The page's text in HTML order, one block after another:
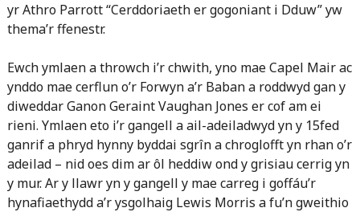
yr Athro Parrott “Cerddoriaeth er gogoniant i Dduw” yw
thema’r ffenestr.
Ewch ymlaen a throwch i’r chwith, yno mae Capel Mair ac
ynddo mae cerflun o’r Forwyn a’r Baban a roddwyd gan y
diweddar Ganon Geraint Vaughan Jones er cof am ei
rieni. Ymlaen eto i’r gangell a ail-adeiladwyd yn y 15fed
ganrif a phryd hynny byddai sgrîn a chroglofft yn rhan o’r
adeilad – nid oes dim ar ôl heddiw ond y grisiau cerrig yn
y mur. Ar y llawr yn y gangell y mae carreg i goffáu’r
hynafiaethydd a’r ysgolhaig Lewis Morris a fu’n gweithio